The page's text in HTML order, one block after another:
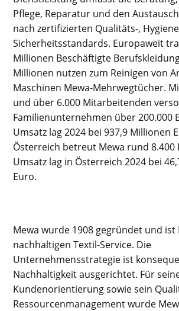
Pflege, Reparatur und den
nach zertifizierten Qualitäts-,
Sicherheitsstandards. Europaweit
Millionen Beschäftigte
Millionen nutzen zum Reinigen von
Maschinen Mewa-Mehrwegtücher.
und über 6.000 Mitarbeitenden
Familienunternehmen über 200.000
Umsatz lag 2024 bei 937,9 Millionen
Österreich betreut Mewa rund 8.400
Umsatz lag in Österreich 2024 bei
Euro.
Mewa wurde 1908 gegründet und ist
nachhaltigen Textil-Service. Die
Unternehmensstrategie ist
Nachhaltigkeit ausgerichtet. Für
Kundenorientierung sowie sein
Ressourcenmanagement wurde